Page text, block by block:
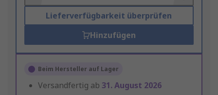
Lieferverfügbarkeit überprüfen
Hinzufügen
Beim Hersteller auf Lager
Versandfertig ab 31. August 2026